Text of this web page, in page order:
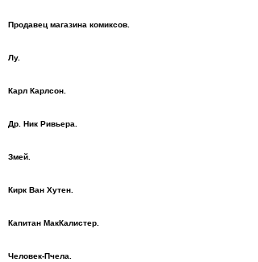
Продавец магазина комиксов.
Лу.
Карл Карлсон.
Др. Ник Ривьера.
Змей.
Кирк Ван Хутен.
Капитан МакКалистер.
Человек-Пчела.